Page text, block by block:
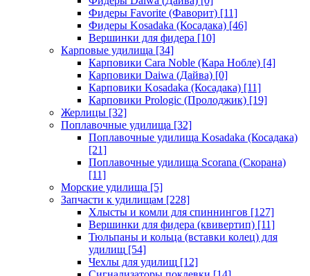
Фидеры Favorite (Фаворит) [11]
Фидеры Kosadaka (Косадака) [46]
Вершинки для фидера [10]
Карповые удилища [34]
Карповики Cara Noble (Кара Нобле) [4]
Карповики Daiwa (Дайва) [0]
Карповики Kosadaka (Косадака) [11]
Карповики Prologic (Пролоджик) [19]
Жерлицы [32]
Поплавочные удилища [32]
Поплавочные удилища Kosadaka (Косадака)
[21]
Поплавочные удилища Scorana (Скорана)
[11]
Морские удилища [5]
Запчасти к удилищам [228]
Хлысты и комли для спиннингов [127]
Вершинки для фидера (квивертип) [11]
Тюльпаны и кольца (вставки колец) для
удилищ [54]
Чехлы для удилищ [12]